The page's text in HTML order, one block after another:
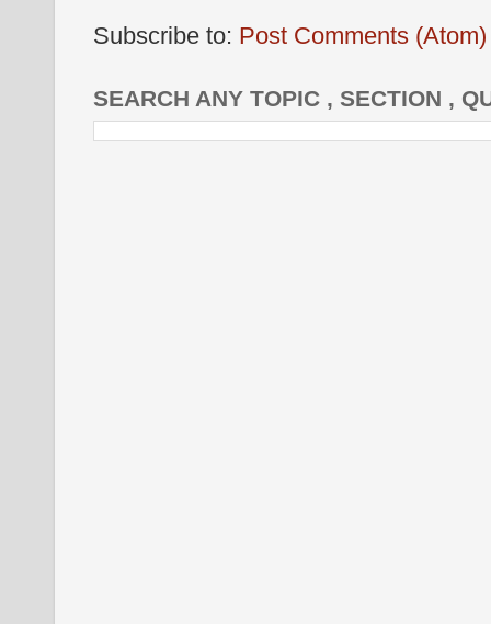
Subscribe to: Post Comments (Atom)
SEARCH ANY TOPIC , SECTION ,